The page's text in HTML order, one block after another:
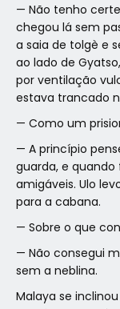
— Não tenho
chegou lá sem
a saia de tolgè e
ao lado de
por ventilação
estava trancado
— Como um
— A princípio
guarda, e
amigáveis. Ulo
para a cabana.
— Sobre o que
— Não consegui
sem a neblina.
Malaya se